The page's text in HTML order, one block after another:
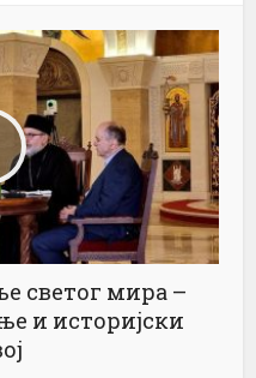
светог мира –
и историјски